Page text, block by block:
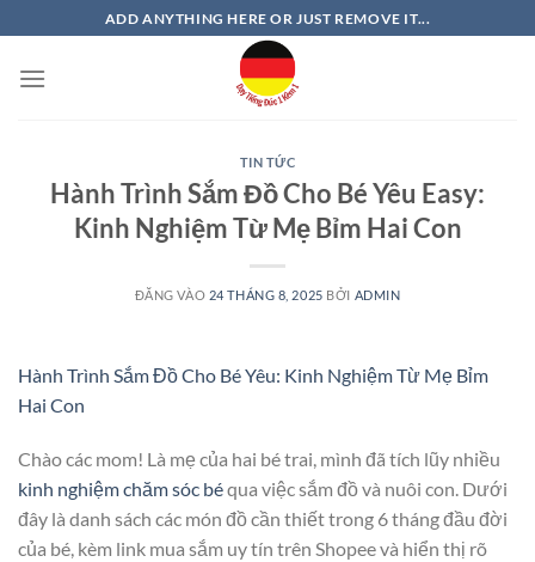
qua
nội
ADD ANYTHING HERE OR JUST REMOVE IT...
TIN TỨC
Hành Trình Sắm Đồ Cho Bé Yêu Easy:
Kinh Nghiệm Từ Mẹ Bỉm Hai Con
ĐĂNG VÀO 24 THÁNG 8, 2025 BỞI ADMIN
Hành Trình Sắm Đồ Cho Bé Yêu: Kinh Nghiệm Từ Mẹ Bỉm
Hai Con
Chào các mom! Là mẹ của hai bé trai, mình đã tích lũy nhiều
kinh nghiệm chăm sóc béqua việc sắm đồ và nuôi con. Dưới
đây là danh sách các món đồ cần thiết trong 6 tháng đầu đời
của bé, kèm link mua sắm uy tín trên Shopee và hiển thị rõ